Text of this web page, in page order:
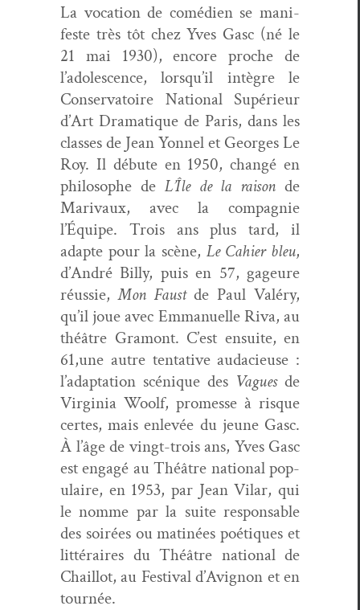
La voca­tion de comé­di­en se man­i­
feste très tôt chez Yves Gasc (né le
21 mai 1930), encore proche de
l’adolescence, lorsqu’il intè­gre le
Con­ser­va­toire Nation­al Supérieur
d’Art Dra­ma­tique de Paris, dans les
class­es de Jean Yon­nel et Georges Le
Roy. Il débute en 1950, changé en
philosophe de L’Île de la rai­son de
Mari­vaux, avec la com­pag­nie
l’Équipe. Trois ans plus tard, il
adapte pour la scène, Le Cahi­er bleu,
d’André Bil­ly, puis en 57, gageure
réussie,Mon Faustde Paul Valéry,
qu’il joue avec Emmanuelle Riva, au
théâtre Gra­mont. C’est ensuite, en
61,une autre ten­ta­tive auda­cieuse :
l’adaptation scénique des Vaguesde
Vir­ginia Woolf, promesse à risque
certes, mais enlevée du jeune Gasc.
À l’âge de vingt-trois ans, Yves Gasc
est engagé au Théâtre nation­al pop­
u­laire, en 1953, par Jean Vilar, qui
le nomme par la suite respon­s­able
des soirées ou mat­inées poé­tiques et
lit­téraires du Théâtre nation­al de
Chail­lot, au Fes­ti­val d’Avignon et en
tournée.